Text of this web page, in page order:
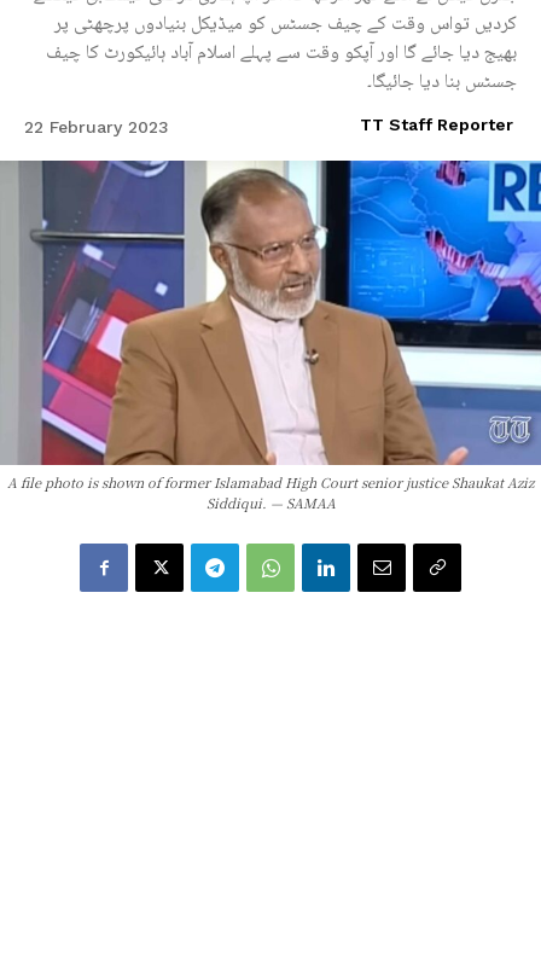
کردیں تواس وقت کے چیف جسٹس کو میڈیکل بنیادوں پرچھٹی پر
بھیج دیا جائے گا اور آپکو وقت سے پہلے اسلام آباد ہائیکورٹ کا چیف
جسٹس بنا دیا جائیگا۔
TT Staff Reporter
22 February 2023
A file photo is shown of former Islamabad High Court senior justice Shaukat Aziz
Siddiqui. — SAMAA